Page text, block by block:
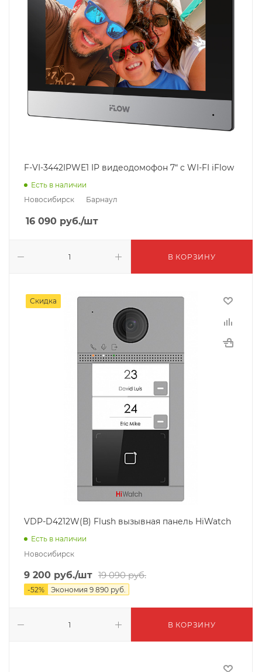
F-VI-3442IPWE1 IP видеодомофон 7“ с WI-FI iFlow
Есть в наличии
Новосибирск
Барнаул
16 090 руб./шт
В КОРЗИНУ
Скидка
VDP-D4212W(В) Flush вызывная панель HiWatch
Есть в наличии
Новосибирск
9 200 руб./шт 19 090руб.
-52% Экономия 9 890 руб.
В КОРЗИНУ